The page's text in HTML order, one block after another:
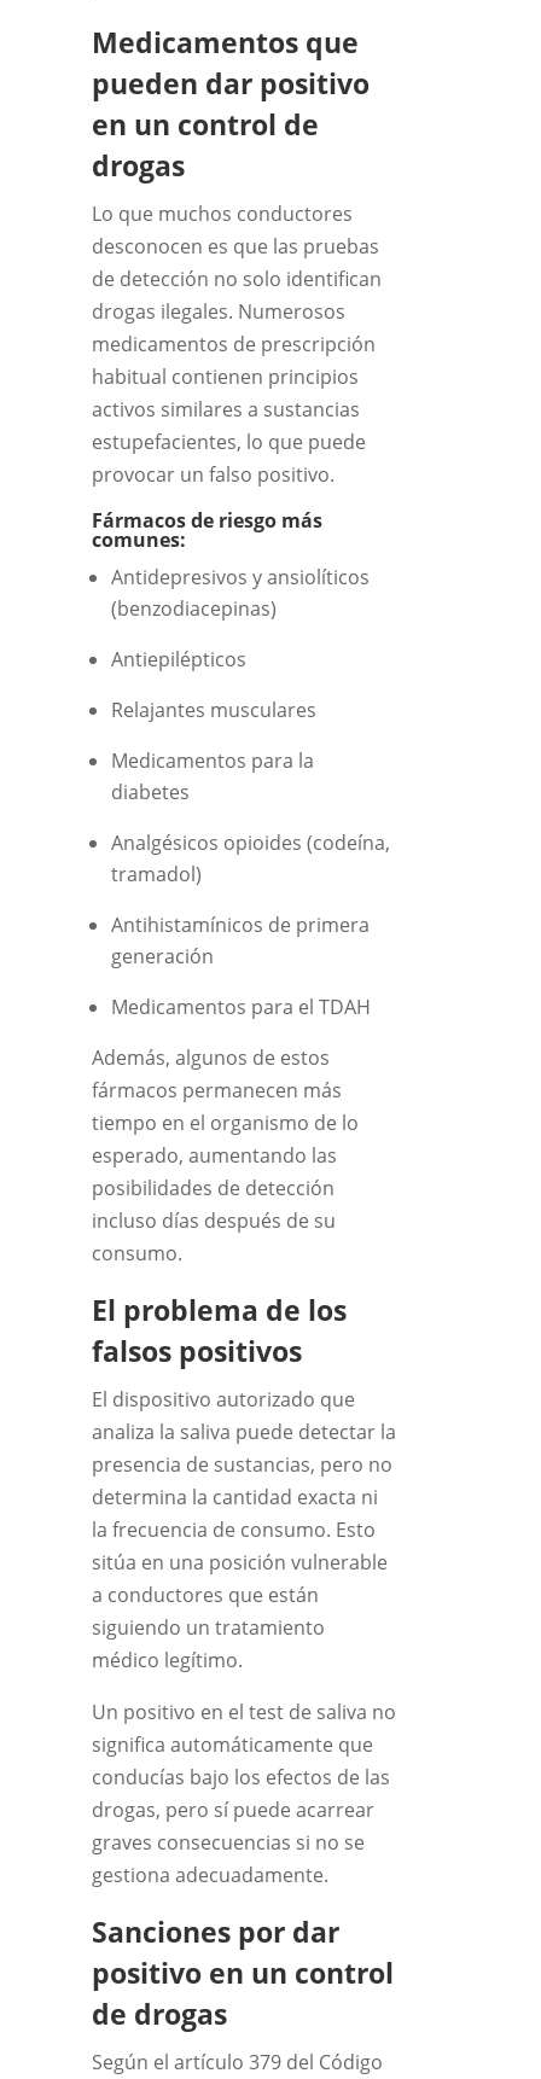
Medicamentos que
pueden dar positivo
en un control de
drogas
Lo que muchos conductores
desconocen es que las pruebas
de detección no solo identifican
drogas ilegales. Numerosos
medicamentos de prescripción
habitual contienen principios
activos similares a sustancias
estupefacientes, lo que puede
provocar un falso positivo.
Fármacos de riesgo más
comunes:
Antidepresivos y ansiolíticos
(benzodiacepinas)
Antiepilépticos
Relajantes musculares
Medicamentos para la
diabetes
Analgésicos opioides (codeína,
tramadol)
Antihistamínicos de primera
generación
Medicamentos para el TDAH
Además, algunos de estos
fármacos permanecen más
tiempo en el organismo de lo
esperado, aumentando las
posibilidades de detección
incluso días después de su
consumo.
El problema de los
falsos positivos
El dispositivo autorizado que
analiza la saliva puede detectar la
presencia de sustancias, pero no
determina la cantidad exacta ni
la frecuencia de consumo. Esto
sitúa en una posición vulnerable
a conductores que están
siguiendo un tratamiento
médico legítimo.
Un positivo en el test de saliva no
significa automáticamente que
conducías bajo los efectos de las
drogas, pero sí puede acarrear
graves consecuencias si no se
gestiona adecuadamente.
Sanciones por dar
positivo en un control
de drogas
Según el artículo 379 del Código